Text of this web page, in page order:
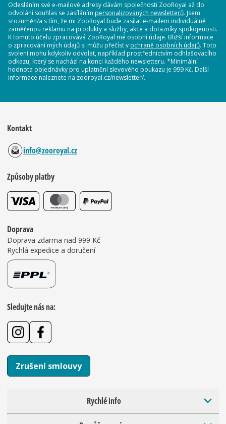
Odesláním své e-mailové adresy dávám společnosti ZooRoyal až do
odvolání souhlas se zasíláním personalizovaných newsletterů. Jsem
srozuměn/a s tím, že mi ZooRoyal bude zasílat e-mailem individuálně
zaměřenou reklamu na produkty a služby, akce a dotazníky spokojenosti.
K tomuto účelu zpracovává ZooRoyal mé osobní údaje. Bližší informace
o zpracování mých údajů si můžu přečíst v ochraně osobních údajů. Toto
svolení mohu kdykoliv odvolat, například prostřednictvím odhlašovacího
odkazu, který se nachází na konci každého newsletteru. *Minimální
hodnota objednávky pro uplatnění slevového poukazu je 999 Kč. Další
informace naleznete na zooroyal.cz/newsletter/.
Kontakt
info@zooroyal.cz
Způsoby platby
Doprava
Doprava zdarma nad 999 Kč
Rychlá expedice a doručení
Sledujte nás na:
Zrušení smlouvy
Rychlé info